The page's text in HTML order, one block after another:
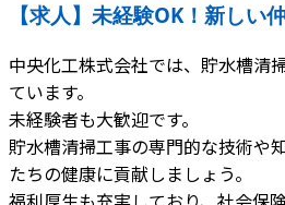
【求人】未経験OK！新しい
中央化工株式会社では、貯水槽清
ています。
未経験者も大歓迎です。
貯水槽清掃工事の専門的な技術や
たちの健康に貢献しましょう。